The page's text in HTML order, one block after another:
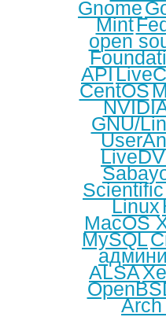
Gnome
Mint
open
API
CentOS
GNU/
Linux
MacOS
MySQL
ALSA